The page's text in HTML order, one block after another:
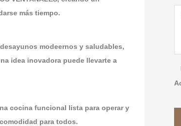
más tiempo.
modeernos y saludables,
idea inovadora puede llevarte a
cocina funcional lista para operar y
para todos.